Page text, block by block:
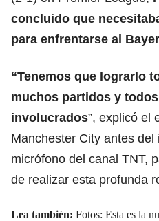
concluido que
para enfrentarse al
“Tenemos que lograrlo
muchos partidos y
involucrados”, explicó el
Manchester City antes
micrófono del canal TNT,
de realizar esta profunda
Lea también: Fotos: Esta es la